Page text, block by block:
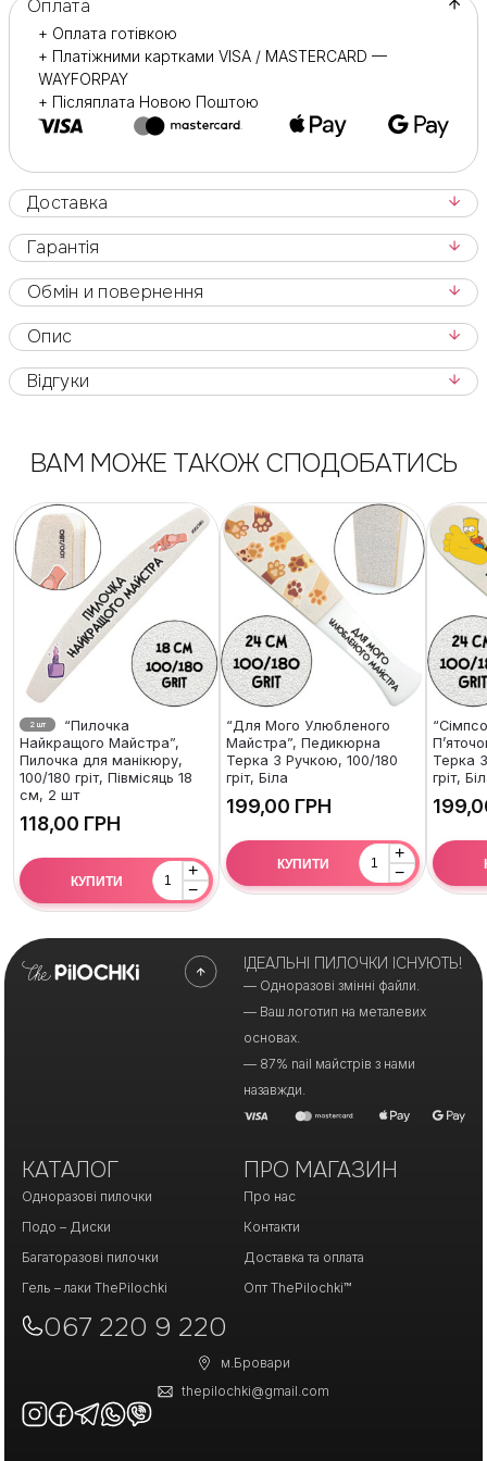
Галузь застосування :
Призначені для професійного використання.
Також для домашніх манікюрно-підкорених процедур.
Оплата
+ Оплата готівкою
+ Платіжними картками VISA / MASTERCARD —
WAYFORPAY
+ Післяплата Новою Поштою
Доставка
Гарантія
Обмін и повернення
Опис
Відгуки
ВАМ МОЖЕ ТАКОЖ СПОДОБАТИСЬ
2 шт
“Пилочка
Найкращого Майстра”,
Пилочка для манікюру,
100/180 гріт, Півмісяць 18
см, 2 шт
ГРН
+
−
КУПИТИ
“Для Мого Улюбленого
Майстра”, Педикюрна
Терка З Ручкою, 100/180
гріт, Біла
ГРН
+
−
КУПИТИ
Терка
гріт,
ІДЕАЛЬНІ ПИЛОЧКИ ІСНУЮТЬ!
— Одноразові змінні файли.
— Ваш логотип на металевих
основах.
— 87% nail майстрів з нами
назавжди.
КАТАЛОГ
Одноразові пилочки
Подо – Диски
Багаторазові пилочки
Гель – лаки ThePilochki
ПРО МАГАЗИН
Про нас
Контакти
Доставка та оплата
Опт ThePilochki™
067 220 9 220
м.Бровари
thepilochki@gmail.com